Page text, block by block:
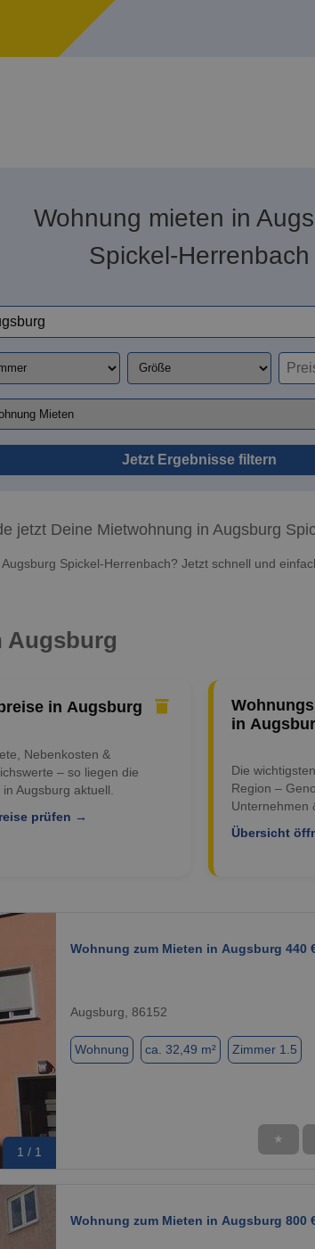
Wohnung mieten in
Spickel-Herrenbach
Jetzt Ergebnisse filtern
jetzt Deine Mietwohnung in Augsburg
Spickel-Herrenbach? Jetzt schnell und
Augsburg
in Augsburg
Nebenkosten &
– so liegen die
Augsburg aktuell.
prüfen →
in
Die
Region –
Unternehmen
Übersicht
1 / 1
Wohnung zum Mieten in Augsburg 440
Augsburg, 86152
Wohnung ca. 32,49 m² Zimmer 1.5
★
Wohnung zum Mieten in Augsburg 800